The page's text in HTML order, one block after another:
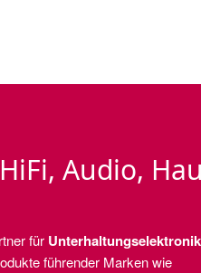
Audio,
für Unterhaltungselektronik
führender Marken wie